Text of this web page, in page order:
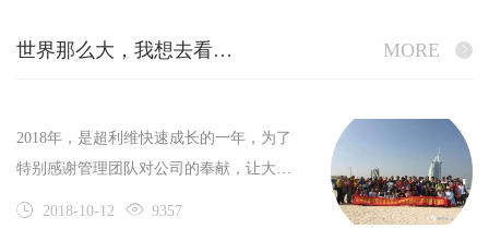
工问候“新年好”，并向全体员工派发了开
的带领下，保持思维一致、行动统一，向
公司新一年的目标努力，必定能迎来新的
曙光，获得新的发展机遇!
世界那么大，我想去看看——阿联酋，我们来了 MORE
2018年，是超利维快速成长的一年，为了
特别感谢管理团队对公司的奉献，让大家
在繁忙的工作之余放松身心，9月30日，
2018-10-12 9357